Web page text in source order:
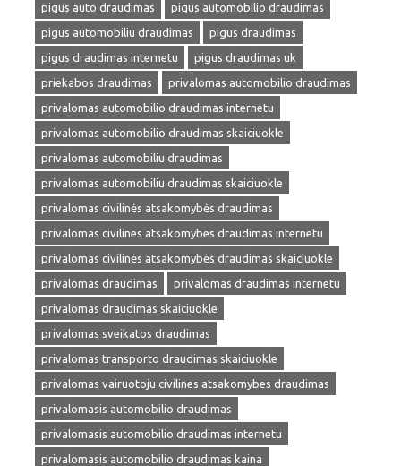
pigus auto draudimas
pigus automobilio draudimas
pigus automobiliu draudimas
pigus draudimas
pigus draudimas internetu
pigus draudimas uk
priekabos draudimas
privalomas automobilio draudimas
privalomas automobilio draudimas internetu
privalomas automobilio draudimas skaiciuokle
privalomas automobiliu draudimas
privalomas automobiliu draudimas skaiciuokle
privalomas civilinės atsakomybės draudimas
privalomas civilines atsakomybes draudimas internetu
privalomas civilinės atsakomybės draudimas skaiciuokle
privalomas draudimas
privalomas draudimas internetu
privalomas draudimas skaiciuokle
privalomas sveikatos draudimas
privalomas transporto draudimas skaiciuokle
privalomas vairuotoju civilines atsakomybes draudimas
privalomasis automobilio draudimas
privalomasis automobilio draudimas internetu
privalomasis automobilio draudimas kaina